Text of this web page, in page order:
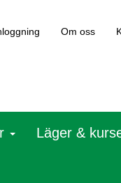
Om oss
Läger &